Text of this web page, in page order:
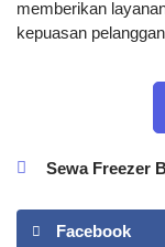
memberikan
kepuasan
Sewa Freezer
Facebook